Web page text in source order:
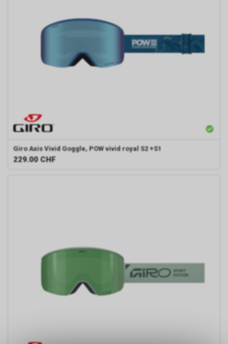
Giro Axis Vivid Goggle, POW vivid royal S2 +S1
229.00 CHF